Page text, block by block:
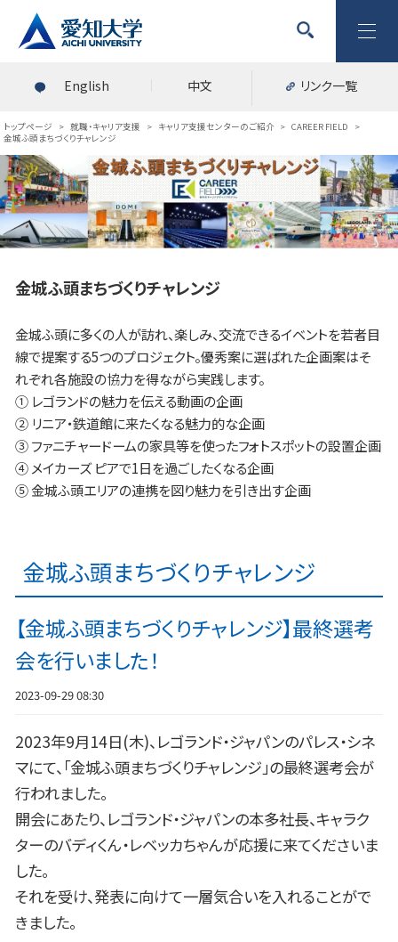
English 中文 リンク一覧
トップページ > 就職・キャリア支援 > キャリア支援センターのご紹介 > CAREER FIELD
>
金城ふ頭まちづくりチャレンジ
金城ふ頭まちづくりチャレンジ
金城ふ頭に多くの人が訪れ、楽しみ、交流できるイベントを若者目
線で提案する5つのプロジェクト。優秀案に選ばれた企画案はそ
れぞれ各施設の協力を得ながら実践します。
① レゴランドの魅力を伝える動画の企画
② リニア・鉄道館に来たくなる魅力的な企画
③ ファニチャードームの家具等を使ったフォトスポットの設置企画
④ メイカーズ ピアで1日を過ごしたくなる企画
⑤ 金城ふ頭エリアの連携を図り魅力を引き出す企画
金城ふ頭まちづくりチャレンジ
【金城ふ頭まちづくりチャレンジ】最終選考
会を行いました！
2023-09-29 08:30
2023年9月14日(木)、レゴランド・ジャパンのパレス・シネ
マにて、「金城ふ頭まちづくりチャレンジ」の最終選考会が
行われました。
開会にあたり、レゴランド・ジャパンの本多社長、キャラク
ターのバディくん・レベッカちゃんが応援に来てくださいま
した。
それを受け、発表に向けて一層気合いを入れることがで
きました。